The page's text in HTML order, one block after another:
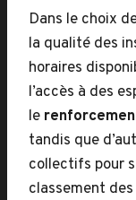
Dans le choix
la qualité des
horaires
l’accès à des
le
tandis que
collectifs pour
classement